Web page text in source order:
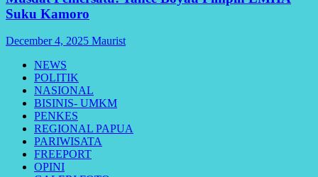
Suku Kamoro
December 4, 2025 Maurist
NEWS
POLITIK
NASIONAL
BISINIS- UMKM
PENKES
REGIONAL PAPUA
PARIWISATA
FREEPORT
OPINI